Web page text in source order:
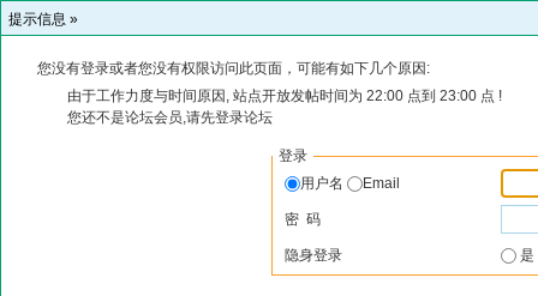
提示信息 »
您没有登录或者您没有权限访问此页面，可能有如下几个原因:
由于工作力度与时间原因, 站点开放发帖时间为 22:00 点到 23:00 点 !
您还不是论坛会员,请先登录论坛
登录
用户名
Email
密 码
隐身登录